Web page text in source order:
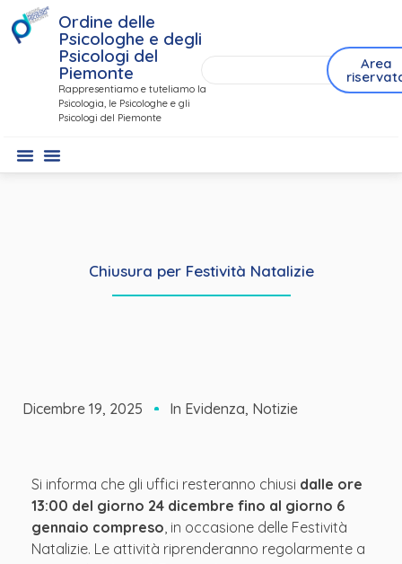
Ordine delle
Psicologhe e degli
Psicologi del
Piemonte
Rappresentiamo e tuteliamo la
Psicologia, le Psicologhe e gli
Psicologi del Piemonte
Area
Chiusura per Festività Natalizie
Dicembre 19, 2025 In Evidenza, Notizie
Si informa che gli uffici resteranno chiusi dalle ore
13:00 del giorno 24 dicembre fino al giorno 6
gennaio compreso , in occasione delle Festività
Natalizie. Le attività riprenderanno regolarmente a